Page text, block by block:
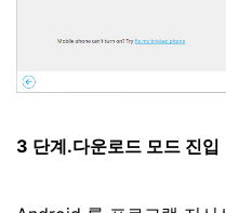
3 단계.다운로드 모드 진입